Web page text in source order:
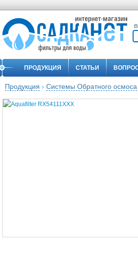
ПРОДУКЦИЯ СТАТЬИ
Продукция › Системы Обратного осмоса